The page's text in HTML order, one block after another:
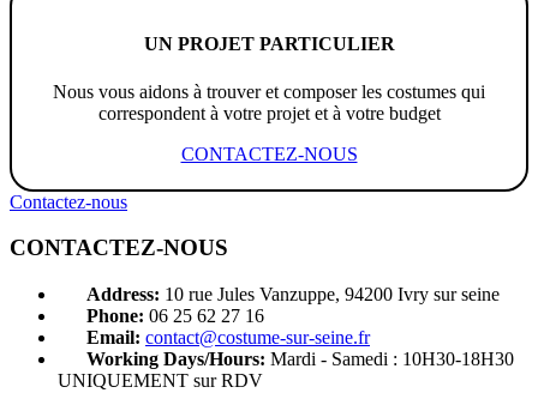
UN PROJET PARTICULIER
Nous vous aidons à trouver et composer les costumes qui
correspondent à votre projet et à votre budget
CONTACTEZ-NOUS
Contactez-nous
CONTACTEZ-NOUS
Address: 10 rue Jules Vanzuppe, 94200 Ivry sur seine
Phone: 06 25 62 27 16
Email: contact@costume-sur-seine.fr
Working Days/Hours: Mardi - Samedi : 10H30-18H30
UNIQUEMENT sur RDV